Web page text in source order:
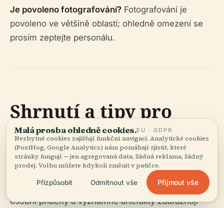
Je povoleno fotografování? Fotografování je
povoleno ve většině oblastí; ohledně omezení se
prosím zeptejte personálu.
Shrnutí a tipy pro
návštěvu
Lepramuseet nabízí vzácný a dojemný vhled do
propojené historie medicíny, společnosti a lidské
důstojnosti. Jeho autentické nemocniční prostory,
osobní příběhy a významné artefakty zdůrazňují
Malá prosba ohledně cookies.EU · GDPR
Nezbytné cookies zajišťují funkční navigaci. Analytické cookies
(PostHog, Google Analytics) nám pomáhají zjistit, které
stránky fungují — jen agregovaná data, žádná reklama, žádný
prodej. Volbu můžete kdykoli změnit v patičce.
Přizpůsobit Odmítnout vše Přijmout vše